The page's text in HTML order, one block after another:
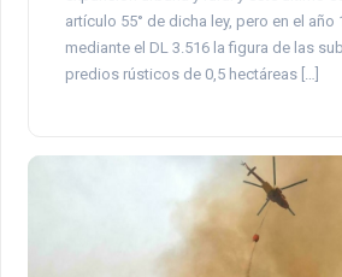
artículo 55° de dicha ley, pero en el año
mediante el DL 3.516 la figura de las
predios rústicos de 0,5 hectáreas […]